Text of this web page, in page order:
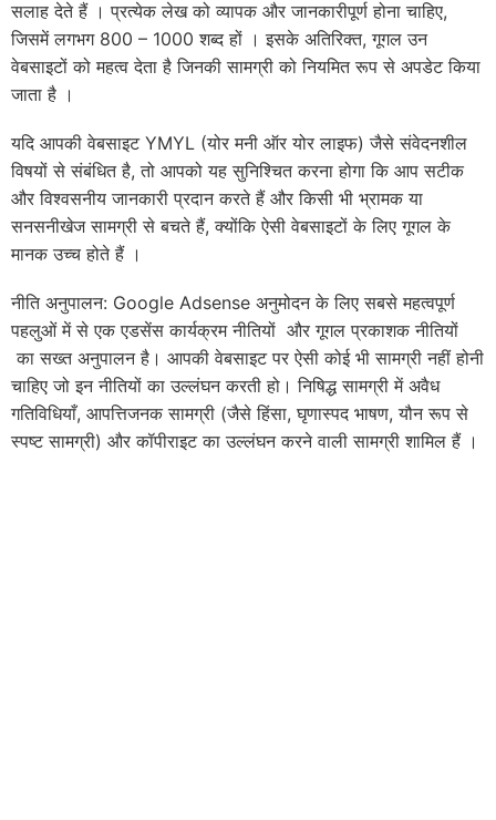
सलाह देते हैं । प्रत्येक लेख को व्यापक और जानकारीपूर्ण होना चाहिए,
जिसमें लगभग 800 – 1000 शब्द हों । इसके अतिरिक्त, गूगल उन
वेबसाइटों को महत्व देता है जिनकी सामग्री को नियमित रूप से अपडेट किया
जाता है ।
यदि आपकी वेबसाइट YMYL (योर मनी ऑर योर लाइफ) जैसे संवेदनशील
विषयों से संबंधित है, तो आपको यह सुनिश्चित करना होगा कि आप सटीक
और विश्वसनीय जानकारी प्रदान करते हैं और किसी भी भ्रामक या
सनसनीखेज सामग्री से बचते हैं, क्योंकि ऐसी वेबसाइटों के लिए गूगल के
मानक उच्च होते हैं ।
नीति अनुपालन: Google Adsense अनुमोदन के लिए सबसे महत्वपूर्ण
पहलुओं में से एक एडसेंस कार्यक्रम नीतियों और गूगल प्रकाशक नीतियों
का सख्त अनुपालन है। आपकी वेबसाइट पर ऐसी कोई भी सामग्री नहीं होनी
चाहिए जो इन नीतियों का उल्लंघन करती हो। निषिद्ध सामग्री में अवैध
गतिविधियाँ, आपत्तिजनक सामग्री (जैसे हिंसा, घृणास्पद भाषण, यौन रूप से
स्पष्ट सामग्री) और कॉपीराइट का उल्लंघन करने वाली सामग्री शामिल हैं ।